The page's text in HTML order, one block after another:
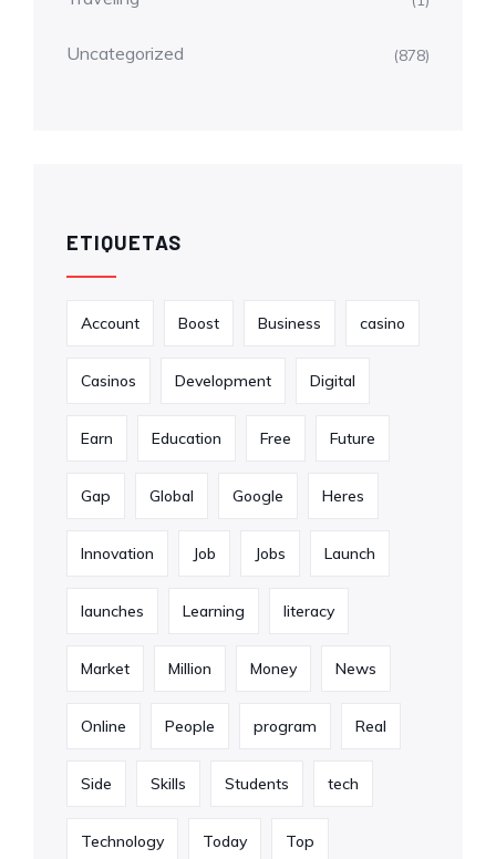
Uncategorized (878)
ETIQUETAS
Account Boost Business casino
Casinos Development Digital
Earn Education Free Future
Gap Global Google Heres
Innovation Job Jobs Launch
launches Learning literacy
Market Million Money News
Online People program Real
Side Skills Students tech
Technology Today Top